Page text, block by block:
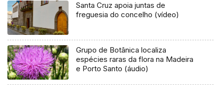
Santa Cruz apoia juntas de
freguesia do concelho (vídeo)
Grupo de Botânica localiza
espécies raras da flora na Madeira
e Porto Santo (áudio)